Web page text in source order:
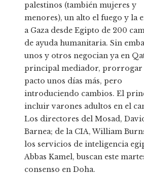
palestinos (también mujeres y
menores), un alto el fuego y la
a Gaza desde Egipto de 200
de ayuda humanitaria. Sin
unos y otros negocian ya en
principal mediador, prorrogar
pacto unos días más, pero
introduciendo cambios. El
incluir varones adultos en el
Los directores del Mosad,
Barnea; de la CIA, William
los servicios de inteligencia
Abbas Kamel, buscan este
consenso en Doha.